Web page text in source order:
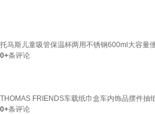
托马斯儿童吸管保温杯两用不锈钢600ml大容量
0+条评论
THOMAS FRIENDS车载纸巾盒车内饰品摆件
0+条评论